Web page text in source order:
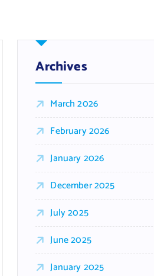
Archives
March 2026
February 2026
January 2026
December 2025
July 2025
June 2025
January 2025